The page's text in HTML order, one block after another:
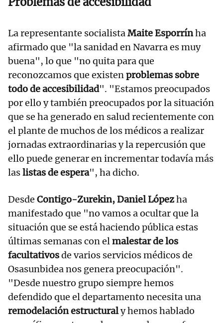
La representante socialistaMaite Esporrínha
afirmado que "la sanidad en Navarra es muy
buena", lo que "no quita para que
reconozcamos que existenproblemas sobre
todo de accesibilidad". "Estamos preocupados
por ello y también preocupados por la situación
que se ha generado en salud recientemente con
el plante de muchos de los médicos a realizar
jornadas extraordinarias y la repercusión que
ello puede generar en incrementar todavía más
laslistas de espera", ha dicho.
Desde Contigo-Zurekin, Daniel Lópezha
manifestado que "no vamos a ocultar que la
situación que se está haciendo pública estas
últimas semanas con elmalestar de los
facultativosde varios servicios médicos de
Osasunbidea nos genera preocupación".
"Desde nuestro grupo siempre hemos
defendido que el departamento necesita una
remodelación estructuraly hemos hablado